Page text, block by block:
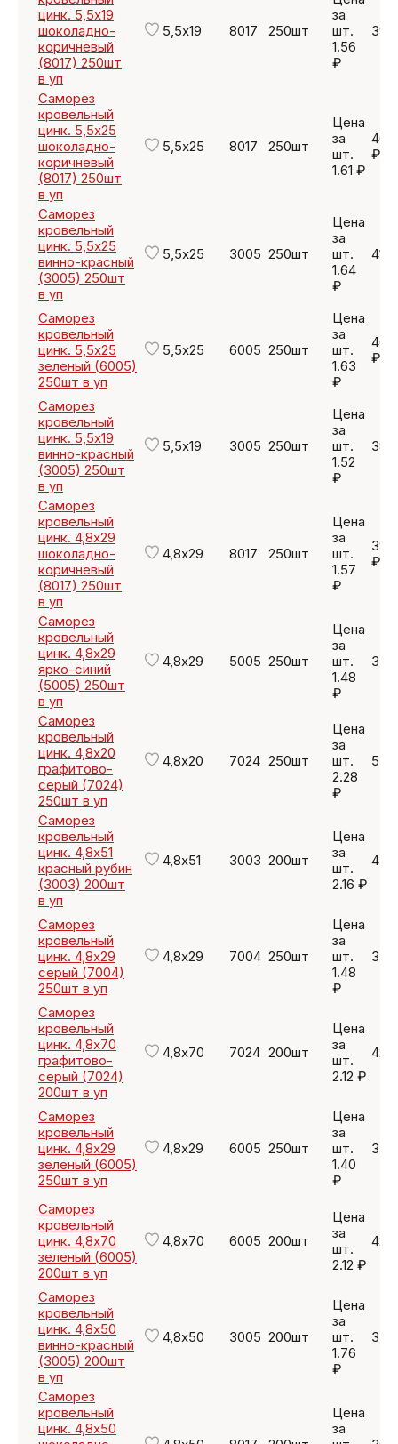
цинк. 5,5х19
шоколадно-
коричневый
(8017) 250шт
в уп
5,5х19 8017 250шт
за
шт.
1.56
₽
Саморез
кровельный
цинк. 5,5х25
шоколадно-
коричневый
(8017) 250шт
в уп
5,5х25 8017 250шт
Цена
за
шт.
1.61 ₽
₽
Саморез
кровельный
цинк. 5,5х25
винно-красный
(3005) 250шт
в уп
5,5х25 3005 250шт
Цена
за
шт.
1.64
₽
410
Саморез
кровельный
цинк. 5,5х25
зеленый (6005)
250шт в уп
5,5х25 6005 250шт
Цена
за
шт.
1.63
₽
₽
Саморез
кровельный
цинк. 5,5х19
винно-красный
(3005) 250шт
в уп
5,5х19 3005 250шт
Цена
за
шт.
1.52
₽
Саморез
кровельный
цинк. 4,8х29
шоколадно-
коричневый
(8017) 250шт
в уп
4,8х29 8017 250шт
Цена
за
шт.
1.57
₽
₽
Саморез
кровельный
цинк. 4,8х29
ярко-синий
(5005) 250шт
в уп
4,8х29 5005 250шт
Цена
за
шт.
1.48
₽
Саморез
кровельный
цинк. 4,8х20
графитово-
серый (7024)
250шт в уп
4,8х20 7024 250шт
Цена
за
шт.
2.28
₽
Саморез
кровельный
цинк. 4,8х51
красный рубин
(3003) 200шт
в уп
4,8х51 3003 200шт
Цена
за
шт.
2.16 ₽
Саморез
кровельный
цинк. 4,8х29
серый (7004)
250шт в уп
4,8х29 7004 250шт
Цена
за
шт.
1.48
₽
Саморез
кровельный
цинк. 4,8х70
графитово-
серый (7024)
200шт в уп
4,8х70 7024 200шт
Цена
за
шт.
2.12 ₽
Саморез
кровельный
цинк. 4,8х29
зеленый (6005)
250шт в уп
4,8х29 6005 250шт
Цена
за
шт.
1.40
₽
Саморез
кровельный
цинк. 4,8х70
зеленый (6005)
200шт в уп
4,8х70 6005 200шт
Цена
за
шт.
2.12 ₽
Саморез
кровельный
цинк. 4,8х50
винно-красный
(3005) 200шт
в уп
4,8х50 3005 200шт
Цена
за
шт.
1.76
₽
Саморез
кровельный
цинк. 4,8х50
Цена
за